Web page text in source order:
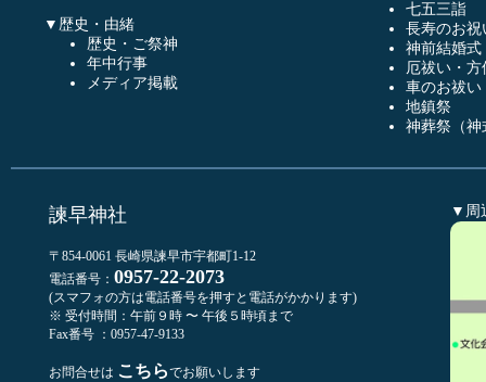
▼歴史・由緒
歴史・ご祭神
年中行事
メディア掲載
七五三詣
長寿のお祝
神前結婚式
厄祓い・方
車のお祓い
地鎮祭
神葬祭（神
諫早神社
〒854-0061 長崎県諫早市宇都町1-12
電話番号： 0957-22-2073
(スマフォの方は電話番号を押すと電話がかかります)
※ 受付時間：午前９時 〜 午後５時頃まで
Fax番号 ：0957-47-9133
お問合せは こちらでお願いします
▼周